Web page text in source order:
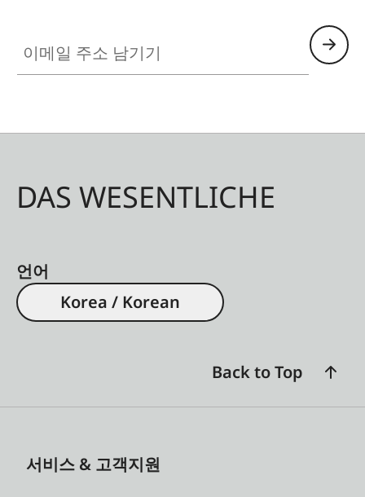
DAS WESENTLICHE
언어
Korea / Korean
Back to Top
서비스 & 고객지원